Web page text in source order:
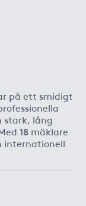
på ett smidigt
stark, lång
18 mäklare
internationell